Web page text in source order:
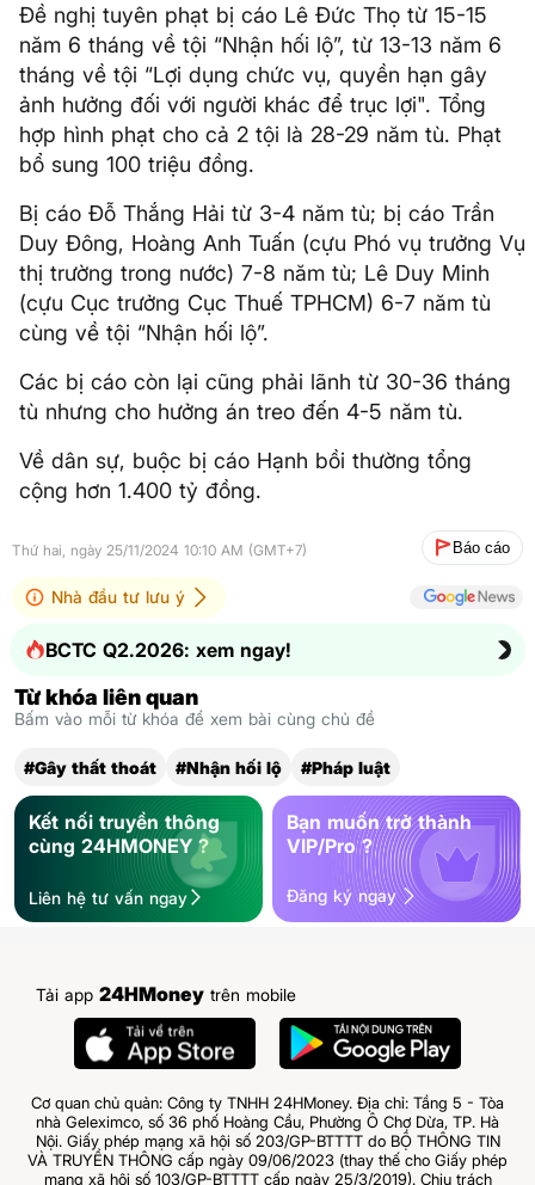
Đề nghị tuyên phạt bị cáo Lê Đức Thọ từ 15-15
năm 6 tháng về tội “Nhận hối lộ”, từ 13-13 năm 6
tháng về tội “Lợi dụng chức vụ, quyền hạn gây
ảnh hưởng đối với người khác để trục lợi". Tổng
hợp hình phạt cho cả 2 tội là 28-29 năm tù. Phạt
bổ sung 100 triệu đồng.
Bị cáo Đỗ Thắng Hải từ 3-4 năm tù; bị cáo Trần
Duy Đông, Hoàng Anh Tuấn (cựu Phó vụ trưởng Vụ
thị trường trong nước) 7-8 năm tù; Lê Duy Minh
(cựu Cục trưởng Cục Thuế TPHCM) 6-7 năm tù
cùng về tội “Nhận hối lộ”.
Các bị cáo còn lại cũng phải lãnh từ 30-36 tháng
tù nhưng cho hưởng án treo đến 4-5 năm tù.
Về dân sự, buộc bị cáo Hạnh bồi thường tổng
cộng hơn 1.400 tỷ đồng.
Thứ hai, ngày 25/11/2024 10:10 AM (GMT+7) Báo cáo
Nhà đầu tư lưu ý
BCTC Q2.2026: xem ngay!
Từ khóa liên quan
Bấm vào mỗi từ khóa để xem bài cùng chủ đề
#Gây thất thoát #Nhận hối lộ #Pháp luật
Kết nối truyền thông
cùng 24HMONEY ?
Liên hệ tư vấn ngay
Bạn muốn trở thành
VIP/Pro ?
Đăng ký ngay
Tải app 24HMoney trên mobile
Cơ quan chủ quản: Công ty TNHH 24HMoney. Địa chỉ: Tầng 5 - Tòa
nhà Geleximco, số 36 phố Hoàng Cầu, Phường Ô Chợ Dừa, TP. Hà
Nội. Giấy phép mạng xã hội số 203/GP-BTTTT do BỘ THÔNG TIN
VÀ TRUYỀN THÔNG cấp ngày 09/06/2023 (thay thế cho Giấy phép
mạng xã hội số 103/GP-BTTTT cấp ngày 25/3/2019). Chịu trách